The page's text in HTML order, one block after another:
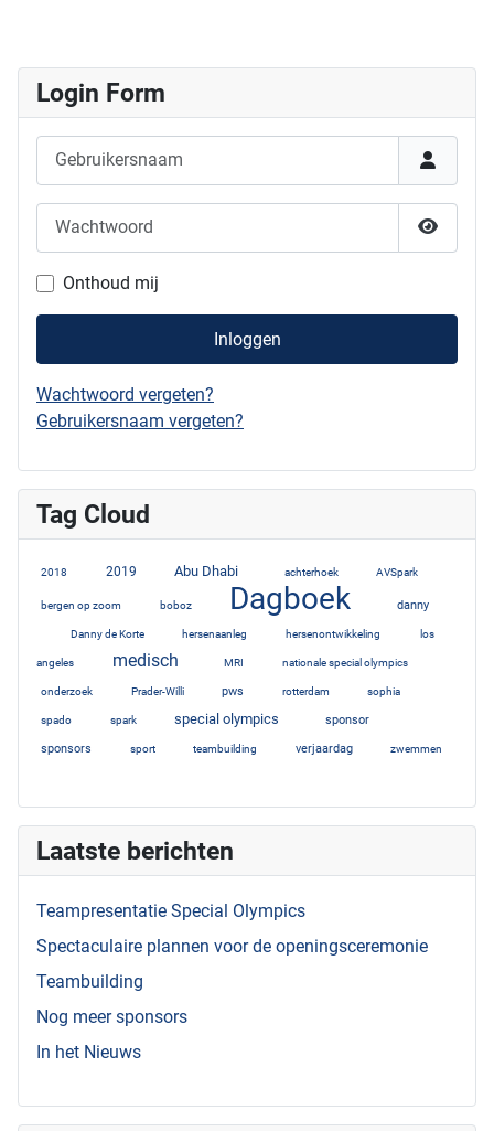
Login Form
Show
Onthoud mij
Inloggen
Wachtwoord vergeten?
Gebruikersnaam vergeten?
Tag Cloud
2018 2019 Abu Dhabi achterhoek AVSpark
bergen op zoom boboz Dagboek danny
Danny de Korte hersenaanleg hersenontwikkeling los
angeles medisch MRI nationale special olympics
onderzoek Prader-Willi pws rotterdam sophia
spado spark special olympics sponsor
sponsors sport teambuilding verjaardag zwemmen
Laatste berichten
Teampresentatie Special Olympics
Spectaculaire plannen voor de openingsceremonie
Teambuilding
Nog meer sponsors
In het Nieuws